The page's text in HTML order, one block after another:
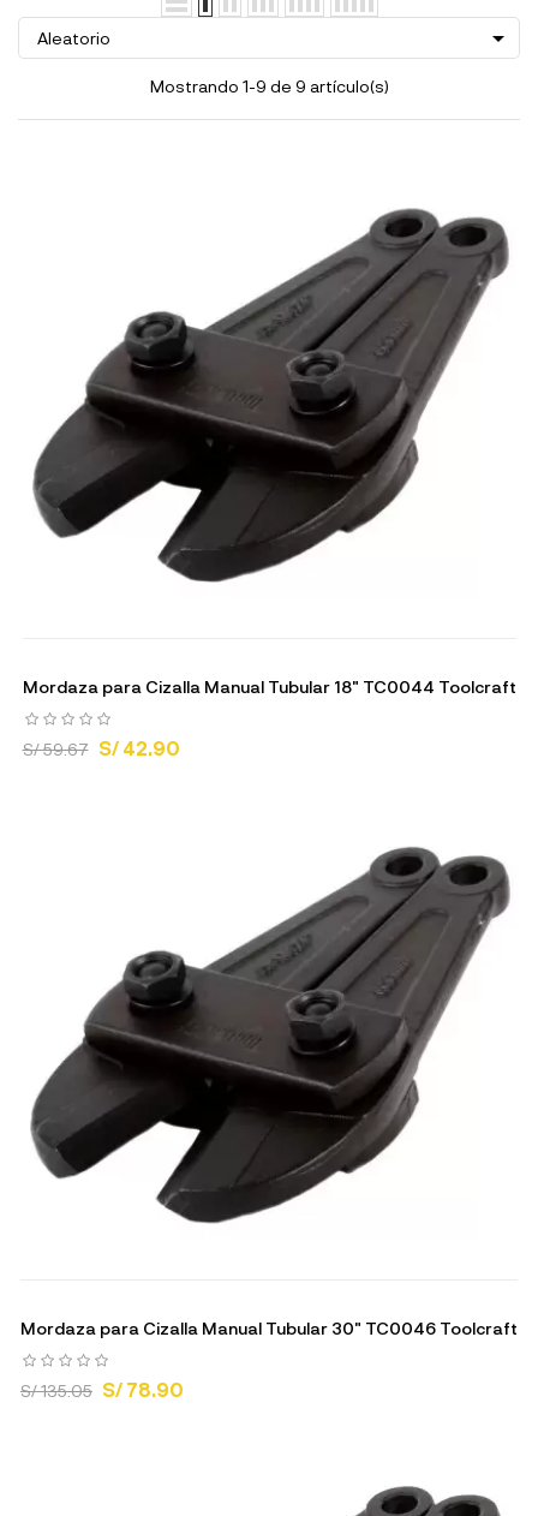
Aleatorio 
Mostrando 1-9 de 9 artículo(s)
Mordaza para Cizalla Manual Tubular 18" TC0044 Toolcraft
S/ 59.67 S/ 42.90
Mordaza para Cizalla Manual Tubular 30" TC0046 Toolcraft
S/ 135.05 S/ 78.90